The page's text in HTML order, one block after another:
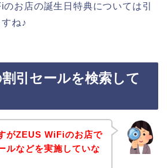
お店の誕生日特典については引
ね♪
引セールを検索して
がZEUS WiFiのお店で
ルなどを実施していな